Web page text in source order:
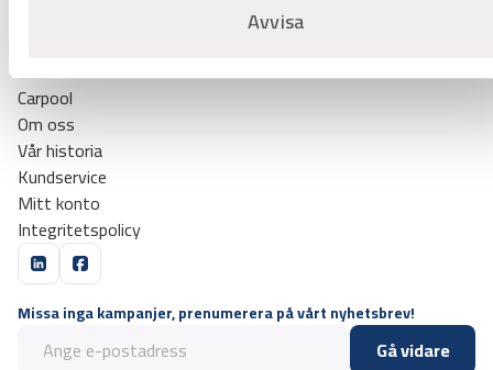
Avvisa
Varumärken
Carpool
Om oss
Vår historia
Kundservice
Mitt konto
Integritetspolicy
Missa inga kampanjer, prenumerera på vårt nyhetsbrev!
Gå vidare